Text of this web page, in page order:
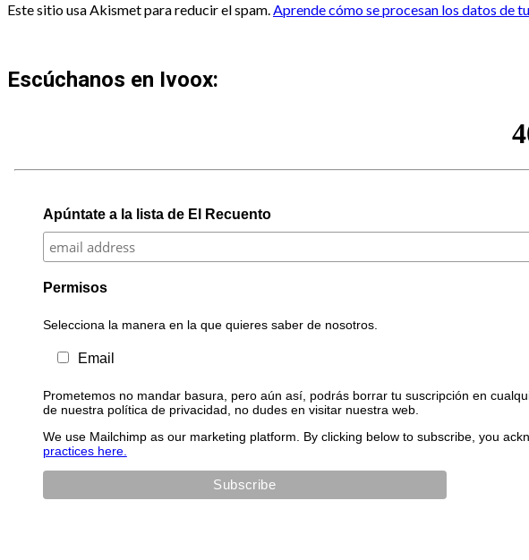
Este sitio usa Akismet para reducir el spam.Aprende cómo se procesan los datos de
Escúchanos en Ivoox:
Apúntate a la lista de El Recuento
Permisos
Selecciona la manera en la que quieres saber de nosotros.
Email
Prometemos no mandar basura, pero aún así, podrás borrar tu suscripción en
de nuestra política de privacidad, no dudes en visitar nuestra web.
We use Mailchimp as our marketing platform. By clicking below to subscribe, you
practices here.